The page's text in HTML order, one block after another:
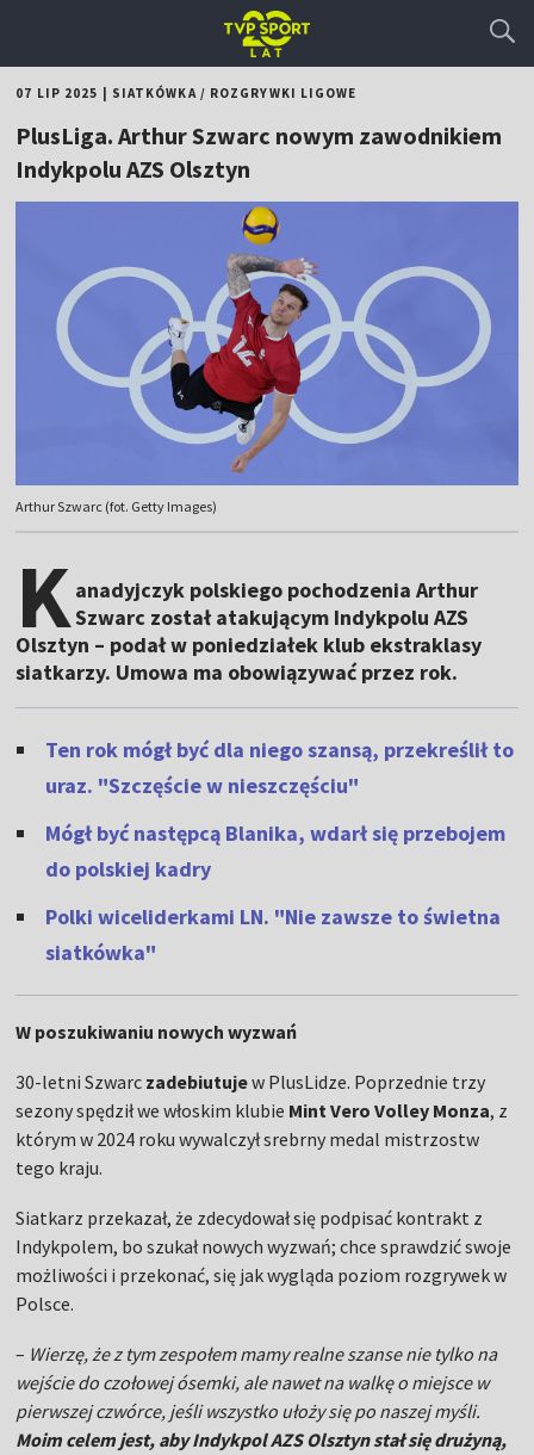
07 LIP 2025 SIATKÓWKA/ ROZGRYWKI LIGOWE
PlusLiga. Arthur Szwarc nowym zawodnikiem
Indykpolu AZS Olsztyn
Arthur Szwarc (fot. Getty Images)
Kanadyjczyk polskiego pochodzenia Arthur
Szwarc został atakującym Indykpolu AZS
Olsztyn – podał w poniedziałek klub ekstraklasy
siatkarzy. Umowa ma obowiązywać przez rok.
Ten rok mógł być dla niego szansą, przekreślił to
uraz. "Szczęście w nieszczęściu"
Mógł być następcą Blanika, wdarł się przebojem
do polskiej kadry
Polki wiceliderkami LN. "Nie zawsze to świetna
siatkówka"
W poszukiwaniu nowych wyzwań
30-letni Szwarc zadebiutujew PlusLidze. Poprzednie trzy
sezony spędził we włoskim klubie Mint Vero Volley Monza, z
którym w 2024 roku wywalczył srebrny medal mistrzostw
tego kraju.
Siatkarz przekazał, że zdecydował się podpisać kontrakt z
Indykpolem, bo szukał nowych wyzwań; chce sprawdzić swoje
możliwości i przekonać, się jak wygląda poziom rozgrywek w
Polsce.
– Wierzę, że z tym zespołem mamy realne szanse nie tylko na
wejście do czołowej ósemki, ale nawet na walkę o miejsce w
pierwszej czwórce, jeśli wszystko ułoży się po naszej myśli.
Moim celem jest, aby Indykpol AZS Olsztyn stał się drużyną,